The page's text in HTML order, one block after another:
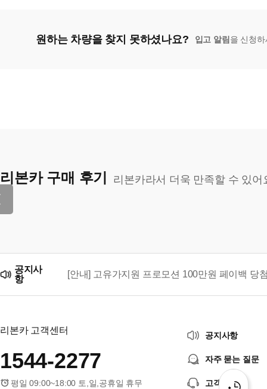
원하는 차량을 찾지 못하셨나요? 입고 알림 을 신청
리본카 구매 후기 리본카라서 더욱 만족할 수 있어
공지사
항
[안내] 고유가지원 프로모션 100만원 페이백 당
리본카 고객센터
1544-2277
평일 09:00~18:00 토,일,공휴일 휴무
공지사항
자주 묻는 질문
고객센터